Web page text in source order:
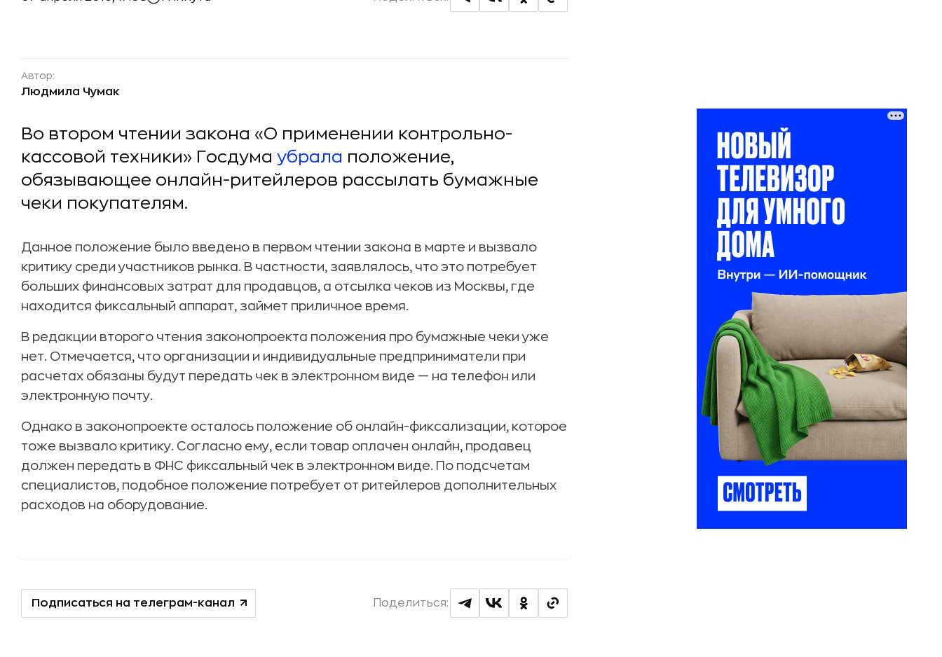
Автор:
Людмила Чумак
Во втором чтении закона «О применении контрольно-
кассовой техники» Госдума убрала положение,
обязывающее онлайн-ритейлеров рассылать бумажные
чеки покупателям.
Данное положение было введено в первом чтении закона в марте и вызвало
критику среди участников рынка. В частности, заявлялось, что это потребует
больших финансовых затрат для продавцов, а отсылка чеков из Москвы, где
находится фиксальный аппарат, займет приличное время.
В редакции второго чтения законопроекта положения про бумажные чеки уже
нет. Отмечается, что организации и индивидуальные предприниматели при
расчетах обязаны будут передать чек в электронном виде — на телефон или
электронную почту.
Однако в законопроекте осталось положение об онлайн-фиксализации, которое
тоже вызвало критику. Согласно ему, если товар оплачен онлайн, продавец
должен передать в ФНС фиксальный чек в электронном виде. По подсчетам
специалистов, подобное положение потребует от ритейлеров дополнительных
расходов на оборудование.
Подписаться на телеграм-канал Поделиться: